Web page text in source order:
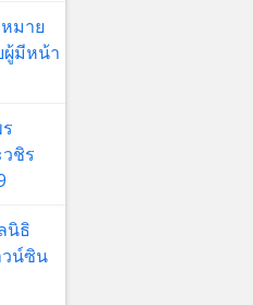
มาย
ผู้มีหน้า
ชิร
นิธิ
วน์ซิน